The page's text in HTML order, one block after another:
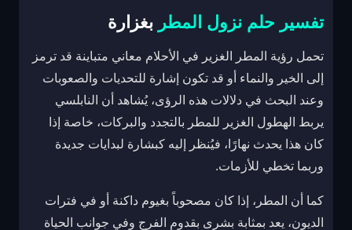
تفسير حلم نزول المطر بغزارة
تحمل رؤية المطر الغزير في الأحلام معاني متباينة قد ترمز
إلى الخير والنماء أو قد تكون إشارة للتحديات والصعوبات
وعند البحث في دلالات هذه الرؤى، يُشاهد أن النابلسي
يربط الهطول الغزير للمطر بالتجدد والبركات، خاصة إذا
كان هذا يحدث نهارًا، فيُنظر إليه كبشارة لبدايات جديدة
وربما تخطي للأزمات.
كما أن المطر، إذا كان مصحوباً بغيوم داكنة أو في فترات
الديون، يعد بمثابة بشرى بقدوم الفرج وفي جوانب الحياة